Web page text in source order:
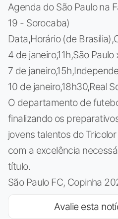
Agenda do São Paulo na
19 - Sorocaba)
Data,Horário (de
4 de janeiro,11h,São
7 de
10 de janeiro,18h30,Real
O departamento de
finalizando os
jovens talentos do
com a excelência
título.
São Paulo FC, Copinha
Avalie esta